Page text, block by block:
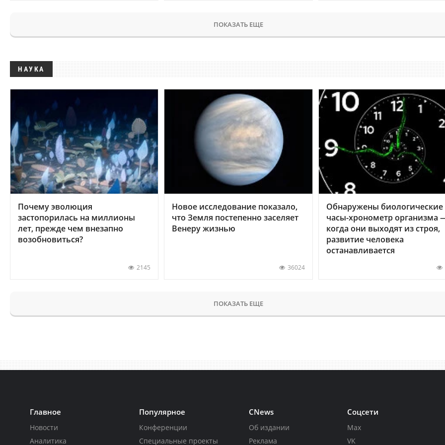
ПОКАЗАТЬ ЕЩЕ
НАУКА
Почему эволюция
застопорилась на миллионы
лет, прежде чем внезапно
возобновиться?
2145
Новое исследование показало,
что Земля постепенно заселяет
Венеру жизнью
36024
Обнаружены биологические
часы-хронометр организма
когда они выходят из строя,
развитие человека
останавливается
ПОКАЗАТЬ ЕЩЕ
Главное
Новости
Аналитика
Популярное
Конференции
Специальные проекты
CNews
Об издании
Реклама
Соцсети
Max
VK